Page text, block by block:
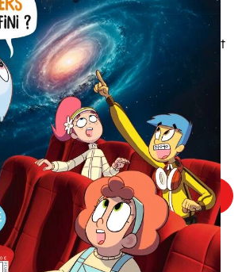
commence ! Pour trouver
questions, les enfants apprennent
expérimenter, raisonner... Ils
du savoir.
Choisir mon offre
et recevez votre numéro de septembre